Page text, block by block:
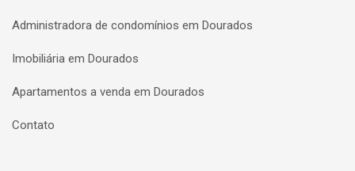
Administradora de condomínios em Dourados
Imobiliária em Dourados
Apartamentos a venda em Dourados
Contato